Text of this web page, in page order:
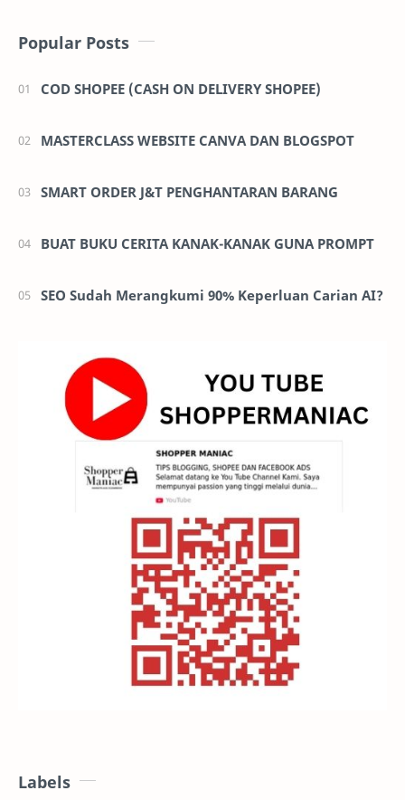
Popular Posts
COD SHOPEE (CASH ON DELIVERY SHOPEE)
MASTERCLASS WEBSITE CANVA DAN BLOGSPOT
SMART ORDER J&T PENGHANTARAN BARANG
BUAT BUKU CERITA KANAK-KANAK GUNA PROMPT
SEO Sudah Merangkumi 90% Keperluan Carian AI?
Labels